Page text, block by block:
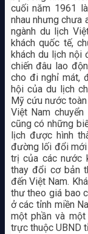
cuối năm 1961
nhau nhưng chưa
ngành du lịch
khách quốc tế,
khách du lịch nội
chiến đâu lao
cho đi nghỉ mát,
hội của du lịch
Mỹ cứu nước
Việt Nam
cũng có những
lịch được hình
đường lối đổi mới
trị của các nước
thay đổi cơ bản
đến Việt Nam.
thư theo giá bao
ở các tỉnh miền
một phần và
trực thuộc UBND